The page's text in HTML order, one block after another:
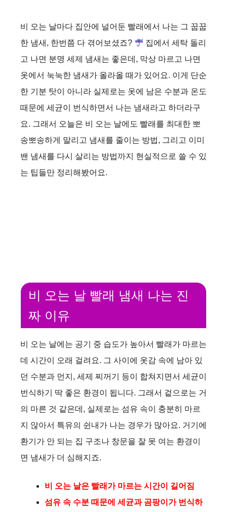
비 오는 날마다 집안에 널어둔 빨래에서 나는 그 꿉꿉
한 냄새, 한번쯤 다 겪어보셨죠?
집에서 세탁 돌리
고 나면 분명 세제 냄새는 좋은데, 막상 마르고 나면
옷에서 눅눅한 냄새가 올라올 때가 있어요. 이게 단순
한 기분 탓이 아니라 실제로는 옷에 남은 수분과 온도
때문에 세균이 번식하면서 나는 냄새라고 하더라구
요. 그래서 오늘은 비 오는 날에도 빨래를 최대한 뽀
송뽀송하게 말리고 냄새를 줄이는 방법, 그리고 이미
밴 냄새를 다시 살리는 방법까지 현실적으로 쓸 수 있
는 팁들만 정리해봤어요.
비 오는 날 빨래 냄새 나는 진
짜 이유
비 오는 날에는 공기 중 습도가 높아서 빨래가 마르는
데 시간이 오래 걸려요. 그 사이에 옷감 속에 남아 있
던 수분과 먼지, 세제 찌꺼기 등이 합쳐지면서 세균이
번식하기 딱 좋은 환경이 됩니다. 그래서 겉으로는 거
의 마른 것 같은데, 실제로는 섬유 속이 충분히 마르
지 않아서 특유의 쉰내가 나는 경우가 많아요. 거기에
환기가 안 되는 집 구조나 창문을 잘 못 여는 환경이
면 냄새가 더 심해지죠.
비 오는 날은 빨래가 마르는 시간이 길어짐
섬유 속 수분 때문에 세균과 곰팡이가 번식하